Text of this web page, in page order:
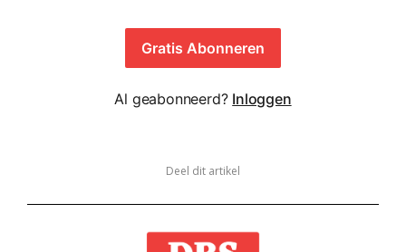
Gratis Abonneren
Al geabonneerd? Inloggen
Deel dit artikel